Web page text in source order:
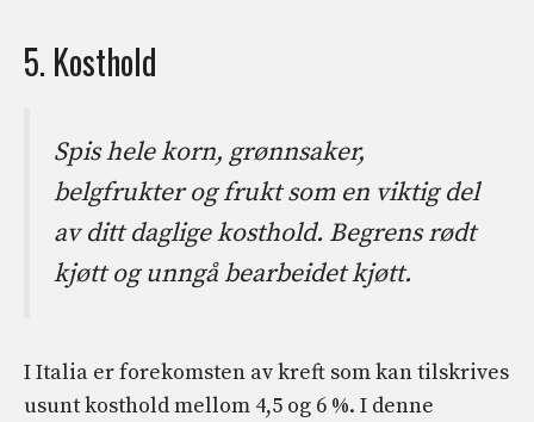
5. Kosthold
Spis hele korn, grønnsaker,
belgfrukter og frukt som en viktig del
av ditt daglige kosthold. Begrens rødt
kjøtt og unngå bearbeidet kjøtt.
I Italia er forekomsten av kreft som kan tilskrives
usunt kosthold mellom 4,5 og 6 %. I denne